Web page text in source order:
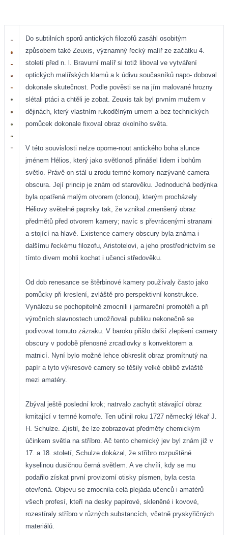
Do subtilních sporů antických filozofů zasáhl osobitým
způsobem také Zeuxis, významný řecký malíř ze začátku 4.
století před n. l. Bravurní malíř si totiž liboval ve vytváření
optických malířských klamů a k údivu současníků napo- doboval
dokonale skutečnost. Podle pověsti se na jím malované hrozny
slétali ptáci a chtěli je zobat. Zeuxis tak byl prvním mužem v
dějinách, který vlastním rukodělným umem a bez technických
pomůcek dokonale fixoval obraz okolního světa.
V této souvislosti nelze opome-nout antického boha slunce
jménem Hélios, který jako světlonoš přinášel lidem i bohům
světlo. Právě on stál u zrodu temné komory nazývané camera
obscura. Její princip je znám od starověku. Jednoduchá bedýnka
byla opatřená malým otvorem (clonou), kterým procházely
Héliovy světelné paprsky tak, že vznikal zmenšený obraz
předmětů před otvorem kamery; navíc s převrácenými stranami
a stojící na hlavě. Existence camery obscury byla známa i
dalšímu řeckému filozofu, Aristotelovi, a jeho prostřednictvím se
tímto divem mohli kochat i učenci středověku.
Od dob renesance se štěrbinové kamery používaly často jako
pomůcky při kreslení, zvláště pro perspektivní konstrukce.
Vynálezu se pochopitelně zmocnili i jarmareční promotéři a při
výročních slavnostech umožňovali publiku nekonečně se
podivovat tomuto zázraku. V baroku přišlo další zlepšení camery
obscury v podobě přenosné zrcadlovky s konvektorem a
matnicí. Nyní bylo možné lehce obkreslit obraz promítnutý na
papír a tyto výkresové camery se těšily velké oblibě zvláště
mezi amatéry.
Zbýval ještě poslední krok; natrvalo zachytit stávající obraz
kmitající v temné komoře. Ten učinil roku 1727 německý lékař J.
H. Schulze. Zjistil, že lze zobrazovat předměty chemickým
účinkem světla na stříbro. Ač tento chemický jev byl znám již v
17. a 18. století, Schulze dokázal, že stříbro rozpuštěné
kyselinou dusičnou černá světlem. A ve chvíli, kdy se mu
podařilo získat první provizorní otisky písmen, byla cesta
otevřená. Objevu se zmocnila celá plejáda učenců i amatérů
všech profesí, kteří na desky papírové, skleněné i kovové,
rozestíraly stříbro v různých substancích, včetně pryskyřičných
materiálů.